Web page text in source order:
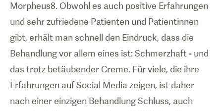
Morpheus8. Obwohl es auch positive Erfahrungen
und sehr zufriedene Patienten und Patientinnen
gibt, erhält man schnell den Eindruck, dass die
Behandlung vor allem eines ist: Schmerzhaft - und
das trotz betäubender Creme. Für viele, die ihre
Erfahrungen auf Social Media zeigen, ist daher
nach einer einzigen Behandlung Schluss, auch